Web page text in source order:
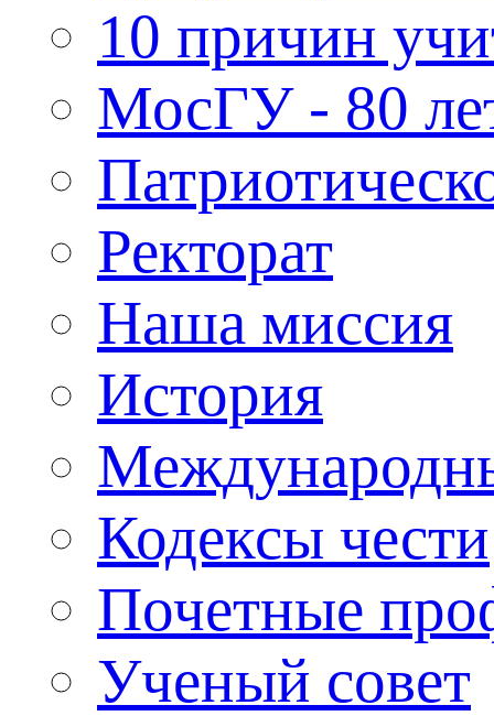
10 причин
МосГУ - 80
Ректорат
Наша миссия
История
Кодексы чести
Почетные
Ученый совет